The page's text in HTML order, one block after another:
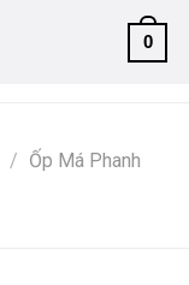
0
/ Ốp Má Phanh